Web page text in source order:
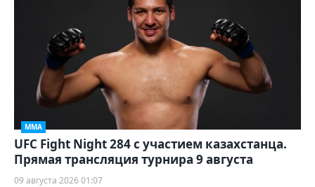
ММА
UFC Fight Night 284 с участием казахстанца.
Прямая трансляция турнира 9 августа
09 августа 2026 01:07